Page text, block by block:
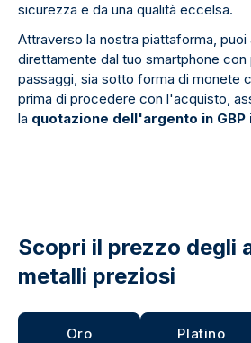
sicurezza e da una qualità eccelsa.
Attraverso la nostra piattaforma,
direttamente dal tuo smartphone
passaggi, sia sotto forma di monete
prima di procedere con l'acquisto,
la quotazione dell'argento in GBP
Scopri il prezzo degli
metalli preziosi
Oro Platino